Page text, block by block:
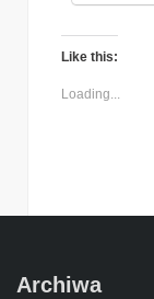
Like this:
Loading...
Archiwa